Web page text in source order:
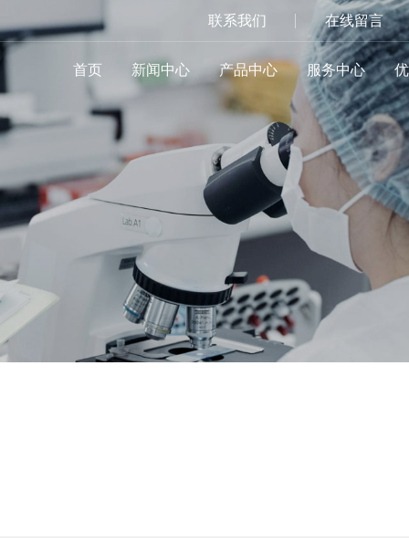
联系我们 在线留言
首页 新闻中心 产品中心 服务中心